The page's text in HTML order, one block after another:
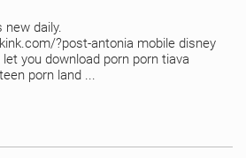
new daily.
?post-antonia mobile disney
you download porn porn tiava
porn land ...